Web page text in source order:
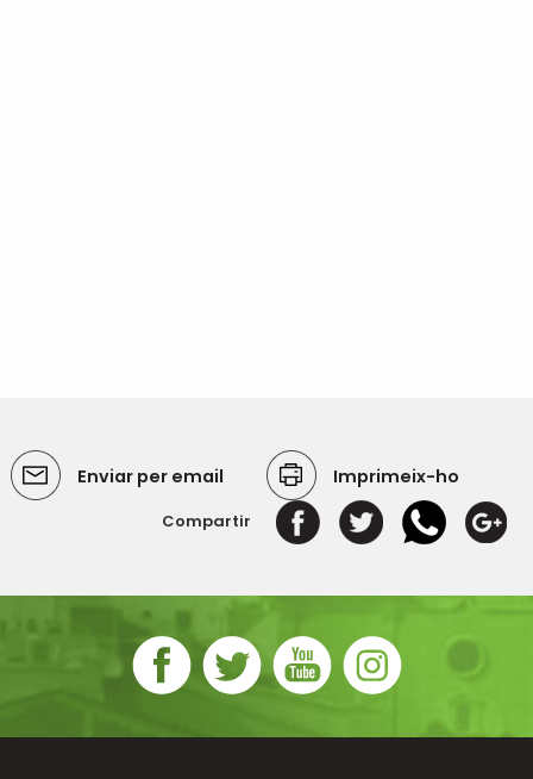
Enviar per email Imprimeix-ho
Compartir